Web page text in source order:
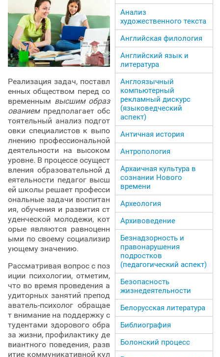
Реализация задач, поставл
енных обществом перед со
временным высшим образ
ованиемпредполагает обс
тоятельный анализ подгот
овки специалистов к выпо
лнению профессиональной
деятельности на высоком
уровне. В процессе осущест
вления образовательной д
еятельности педагог высш
ей школы решает професси
ональные задачи воспитан
ия, обучения и развития ст
уденческой молодежи, кот
орые являются равноценн
ыми по своему социализир
ующему значению.
Рассматривая вопрос с поз
иции психологии, отметим,
что во время проведения а
удиторных занятий препод
аватель-психолог обращае
т внимание на поддержку с
тудентами здорового обра
за жизни, профилактику де
виантного поведения, разв
итие коммуникативной кул
Анализ
художественного текста
Английская филология
Английский язык и
литература
Англоязычный
компьютерный
рекламный дискурс
(языковедческий
аспект)
Античная история
Антропология
Архаичная культура в
сознании Нового
времени
Археология
Архивоведение
Безнадзорность и
правонарушения
подростков
(педагогический аспект)
Безопасность
жизнедеятельности
Белорусская литература
Библиография
Болонский процесс